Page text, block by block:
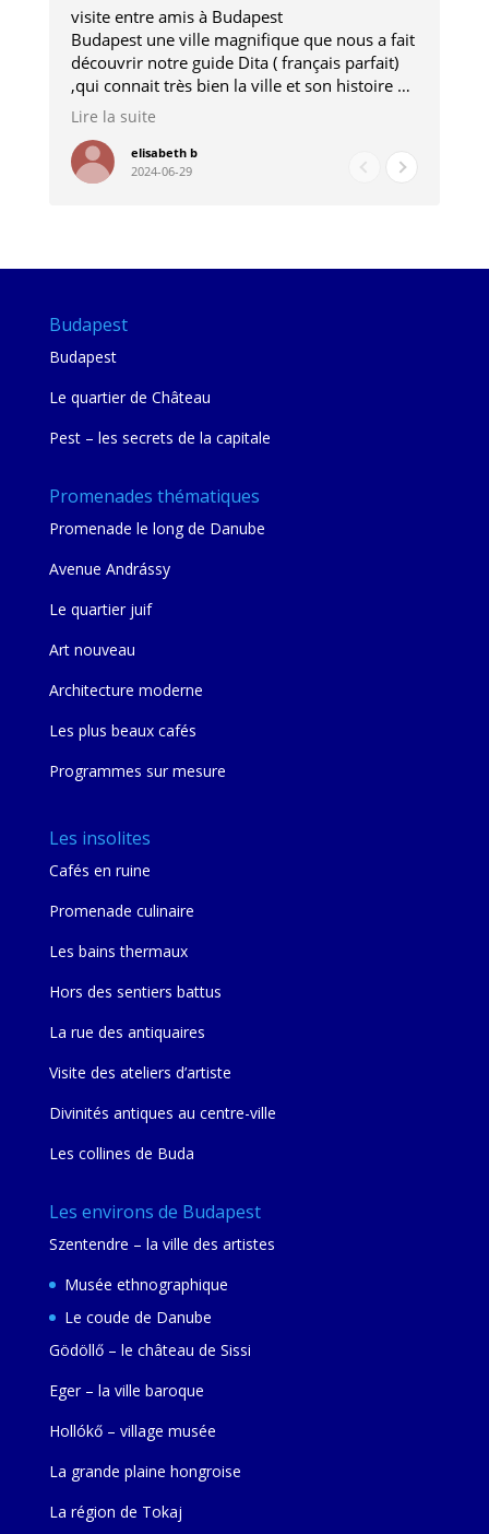
visite entre amis à Budapest
Budapest une ville magnifique que nous a fait
découvrir notre guide Dita ( français parfait)
,qui connait très bien la ville et son histoire et
qui nous a permis d'accéder à des lieux
pour les restaurants . A la fin de notre séjour
nous étions plus avec une amie qu' une guide
Lire la suite
elisabeth b
2024-06-29
Budapest
Budapest
Le quartier de Château
Pest – les secrets de la capitale
Promenades thématiques
Promenade le long de Danube
Avenue Andrássy
Le quartier juif
Art nouveau
Architecture moderne
Les plus beaux cafés
Programmes sur mesure
Les insolites
Cafés en ruine
Promenade culinaire
Les bains thermaux
Hors des sentiers battus
La rue des antiquaires
Visite des ateliers d’artiste
Divinités antiques au centre-ville
Les collines de Buda
Les environs de Budapest
Szentendre – la ville des artistes
Musée ethnographique
Le coude de Danube
Gödöllő – le château de Sissi
Eger – la ville baroque
Hollókő – village musée
La grande plaine hongroise
La région de Tokaj